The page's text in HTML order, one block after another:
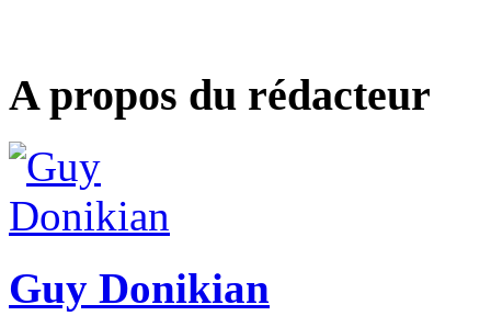
A propos du rédacteur
Guy Donikian